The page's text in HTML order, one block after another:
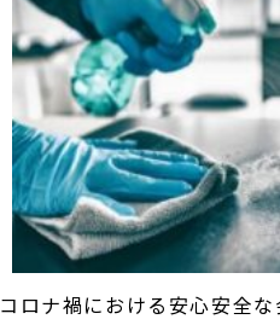
コロナ禍における安心安全な